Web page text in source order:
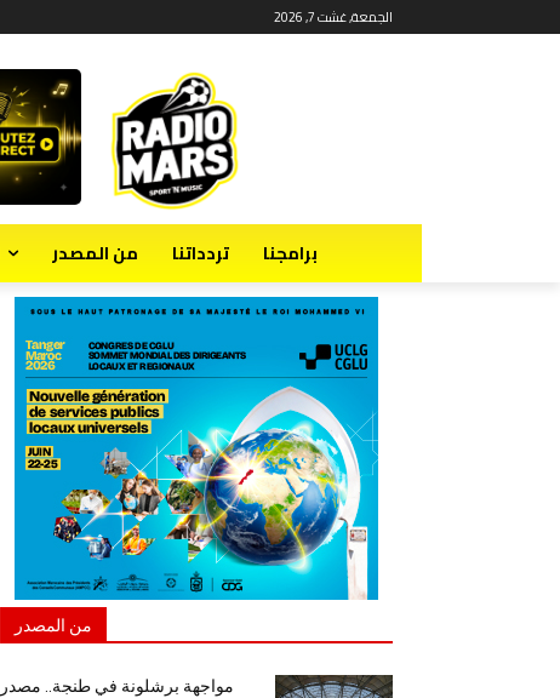
الجمعة, غشت 7, 2026
برامجنا تردداتنا من المصدر
من المصدر
مواجهة برشلونة في طنجة.. مصدر